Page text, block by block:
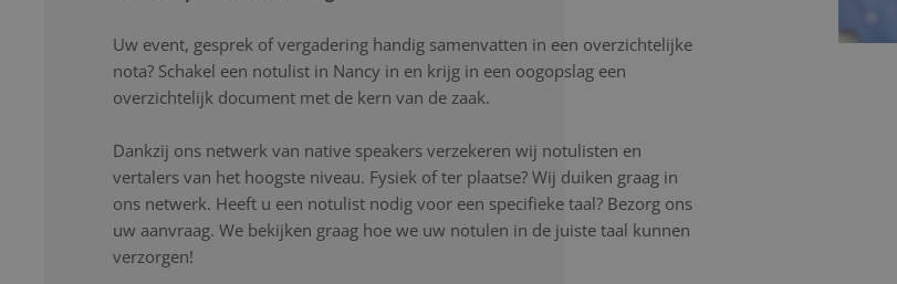
Uw event, gesprek of vergadering handig samenvatten in een overzichtelijke
nota? Schakel een notulist in Nancy in en krijg in een oogopslag een
overzichtelijk document met de kern van de zaak.
Dankzij ons netwerk van native speakers verzekeren wij notulisten en
vertalers van het hoogste niveau. Fysiek of ter plaatse? Wij duiken graag in
ons netwerk. Heeft u een notulist nodig voor een specifieke taal? Bezorg ons
uw aanvraag. We bekijken graag hoe we uw notulen in de juiste taal kunnen
verzorgen!